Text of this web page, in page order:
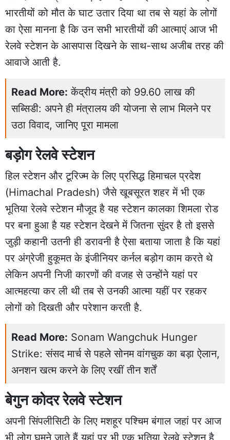
भारतीयों को मौत के घाट उतार दिया था तब से यहां के लोगों
का ऐसा मानना है कि उन सभी भारतीयों की आत्माएं आज भी
रेलवे स्टेशन के आसपास दिखने के साथ-साथ अजीब तरह की
आवाजे आती है.
Read More: केंद्रीय मंत्री को 99.60 लाख की
सब्सिडी: अपने ही मंत्रालय की योजना से लाभ मिलने पर
उठा विवाद, जानिए पूरा मामला
बड़ोग रेलवे स्टेशन
हिल स्टेशन और टूरिज्म के लिए प्रसिद्ध हिमाचल प्रदेश
(Himachal Pradesh) जैसे खूबसूरत शहर में भी एक
भूतिया रेलवे स्टेशन मौजूद है यह स्टेशन कालका शिमला रोड
पर बना हुआ है यह स्टेशन देखने में जितना सुंदर है तो इससे
जुड़ी कहानी उतनी ही डरावनी है ऐसा बताया जाता है कि यहां
पर अंग्रेजी हुकूमत के इंजीनियर कर्नल बड़ोग काम करते थे
लेकिन अपनी निजी कारणों की वजह से उन्होंने यहां पर
आत्महत्या कर ली थी तब से उनकी आत्मा यहीं पर रहकर
लोगों को दिखती और परेशान करती है.
Read More: Sonam Wangchuk Hunger
Strike: संसद मार्च से पहले सोनम वांगचुक का बड़ा ऐलान,
अनशन खत्म करने के लिए रखीं तीन शर्तें
बेगुन कोदर रेलवे स्टेशन
अपनी सिंपलीसिटी के लिए मशहूर पश्चिम बंगाल जहां पर आज
भी लोग घूमने जाते हैं यहां पर भी एक भूतिया रेलवे स्टेशन है